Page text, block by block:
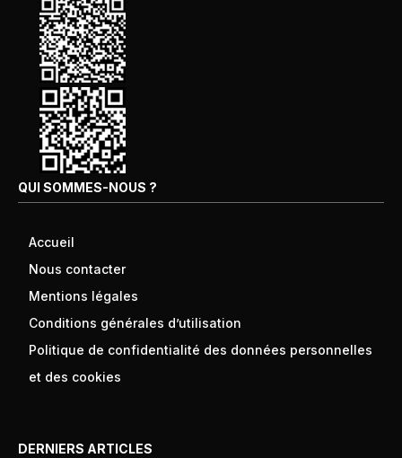
QUI SOMMES-NOUS ?
Accueil
Nous contacter
Mentions légales
Conditions générales d’utilisation
Politique de confidentialité des données personnelles
et des cookies
DERNIERS ARTICLES